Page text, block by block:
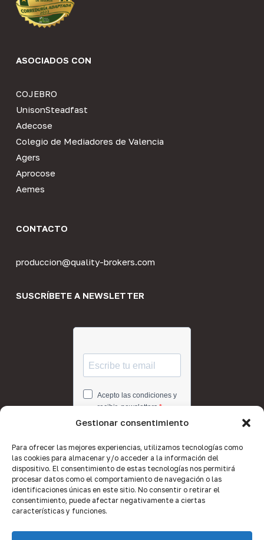
Gestionar consentimiento
Para ofrecer las mejores experiencias, utilizamos tecnologías como
las cookies para almacenar y/o acceder a la información del
dispositivo. El consentimiento de estas tecnologías nos permitirá
procesar datos como el comportamiento de navegación o las
identificaciones únicas en este sitio. No consentir o retirar el
consentimiento, puede afectar negativamente a ciertas
características y funciones.
ASOCIADOS CON
COJEBRO
UnisonSteadfast
Adecose
Colegio de Mediadores de Valencia
Agers
Aprocose
Aemes
CONTACTO
produccion@quality-brokers.com
SUSCRÍBETE A NEWSLETTER